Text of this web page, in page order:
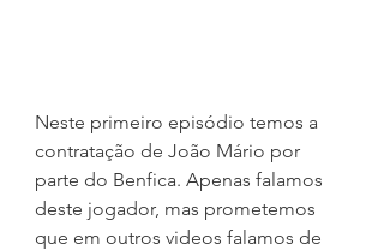
Neste primeiro episódio temos a
contratação de João Mário por
parte do Benfica. Apenas falamos
deste jogador, mas prometemos
que em outros videos falamos de